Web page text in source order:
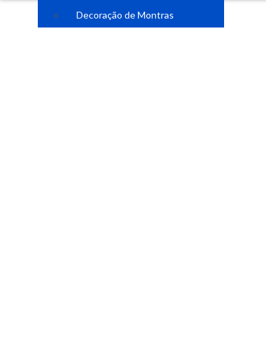
Decoração de Montras